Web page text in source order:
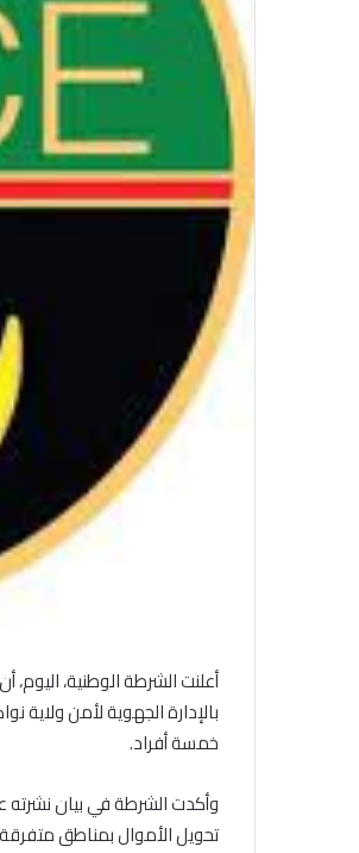
بالإدارة الجهوية لأمن ولاية
خمسة أفراد.
وأكدت الشرطة في بيان
تحويل الأموال بمناطق